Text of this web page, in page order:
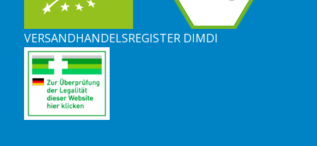
VERSANDHANDELSREGISTER DIMDI